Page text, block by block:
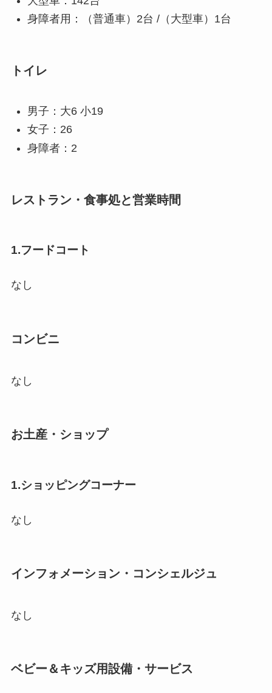
身障者用：（普通車）2台 /（大型車）1台
トイレ
男子：大6 小19
女子：26
身障者：2
レストラン・食事処と営業時間
1.フードコート
なし
コンビニ
なし
お土産・ショップ
1.ショッピングコーナー
なし
インフォメーション・コンシェルジュ
なし
ベビー＆キッズ用設備・サービス